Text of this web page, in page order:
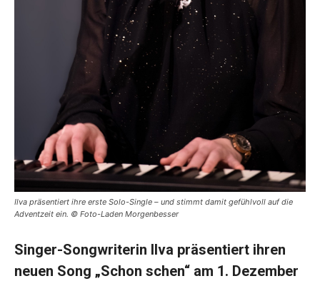
Ilva präsentiert ihre erste Solo-Single – und stimmt damit gefühlvoll auf die
Adventzeit ein. © Foto-Laden Morgenbesser
Singer-Songwriterin Ilva präsentiert ihren
neuen Song „Schon schen“ am 1. Dezember